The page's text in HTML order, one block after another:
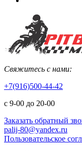
Свяжитесь с нами:
+7(916)500-44-42
с 9-00 до 20-00
Заказать обратный
palij-80@yandex.ru
Пользовательское